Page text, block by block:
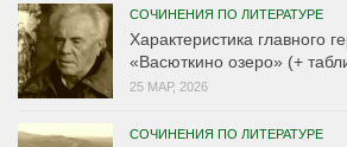
СОЧИНЕНИЯ ПО ЛИТЕРАТУРЕ
Характеристика главного
«Васюткино озеро» (+
25 МАР, 2026
СОЧИНЕНИЯ ПО ЛИТЕРАТУРЕ